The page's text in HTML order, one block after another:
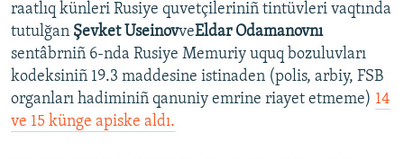
raatlıq künleri Rusiye quvetçileriniñ tintüvleri vaqtında
tutulğan Şevket UseinovveEldar Odamanovnı
sentâbrniñ 6-nda Rusiye Memuriy uquq bozuluvları
kodeksiniñ 19.3 maddesine istinaden (polis, arbiy, FSB
organları hadiminiñ qanuniy emrine riayet etmeme) 14
ve 15 künge apiske aldı.